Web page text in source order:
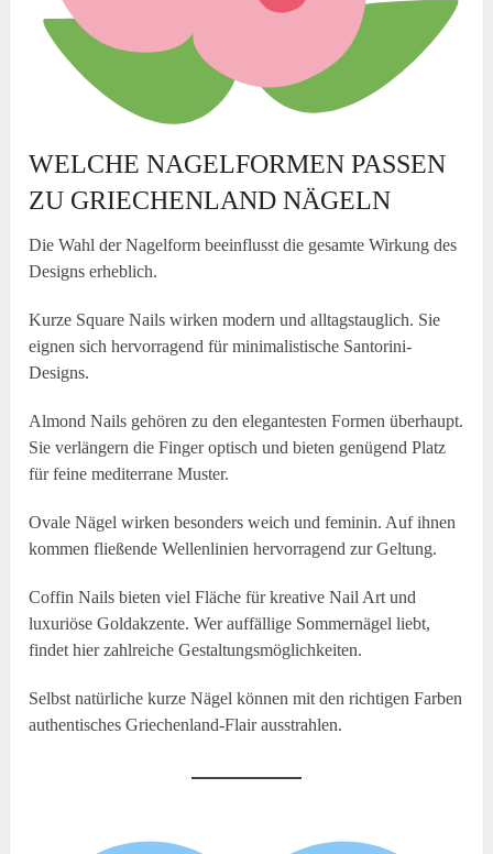
WELCHE NAGELFORMEN PASSEN
ZU GRIECHENLAND NÄGELN
Die Wahl der Nagelform beeinflusst die gesamte Wirkung des
Designs erheblich.
Kurze Square Nails wirken modern und alltagstauglich. Sie
eignen sich hervorragend für minimalistische Santorini-
Designs.
Almond Nails gehören zu den elegantesten Formen überhaupt.
Sie verlängern die Finger optisch und bieten genügend Platz
für feine mediterrane Muster.
Ovale Nägel wirken besonders weich und feminin. Auf ihnen
kommen fließende Wellenlinien hervorragend zur Geltung.
Coffin Nails bieten viel Fläche für kreative Nail Art und
luxuriöse Goldakzente. Wer auffällige Sommernägel liebt,
findet hier zahlreiche Gestaltungsmöglichkeiten.
Selbst natürliche kurze Nägel können mit den richtigen Farben
authentisches Griechenland-Flair ausstrahlen.